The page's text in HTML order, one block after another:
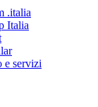
.italia
Italia
e servizi